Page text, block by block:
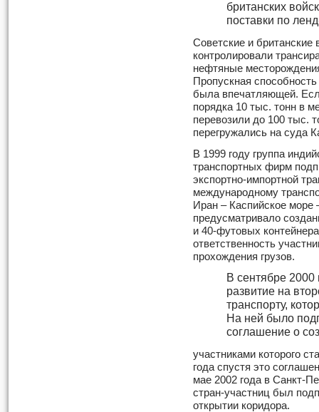
британских
поставки по
Советские и британские
контролировали
нефтяные
Пропускная
была впечатляющей.
порядка 10 тыс. тонн в
перевозили до 100 тыс.
перегружались на суда
В 1999 году группа
транспортных фирм
экспортно-импортной
международному
Иран – Каспийское море
предусматривало
и 40-футовых
ответственность
прохождения грузов.
В сентябре 2000
развитие на
транспорту,
На ней было
соглашение о
участниками которого
года спустя это
мае 2002 года в Санкт-
стран-участниц был
открытии коридора.